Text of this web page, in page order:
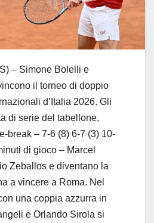
– Simone Bolelli e
il torneo di doppio
d’Italia 2026. Gli
di serie del tabellone,
break – 7-6 (8) 6-7 (3) 10-
di gioco – Marcel
Zeballos e diventano la
a vincere a Roma. Nel
una coppia azzurra in
e Orlando Sirola si